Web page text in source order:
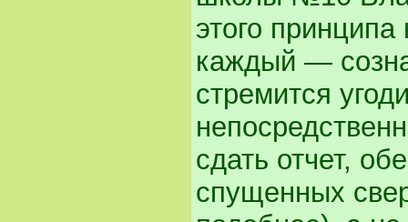
этого принципа
каждый —
стремится
сдать отчет,
спущенных